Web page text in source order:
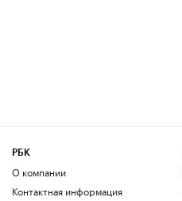
РБК
О компании
Контактная информация